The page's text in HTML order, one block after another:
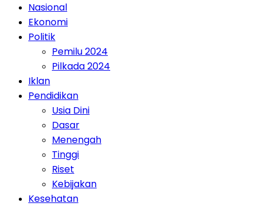
Nasional
Ekonomi
Politik
Pemilu 2024
Pilkada 2024
Iklan
Pendidikan
Usia Dini
Dasar
Menengah
Tinggi
Riset
Kebijakan
Kesehatan